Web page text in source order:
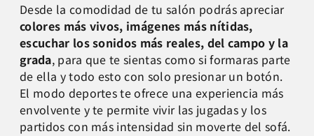
Desde la comodidad de tu salón podrás apreciar
colores más vivos, imágenes más nítidas,
escuchar los sonidos más reales, del campo y la
grada, para que te sientas como si formaras parte
de ella y todo esto con solo presionar un botón.
El modo deportes te ofrece una experiencia más
envolvente y te permite vivir las jugadas y los
partidos con más intensidad sin moverte del sofá.